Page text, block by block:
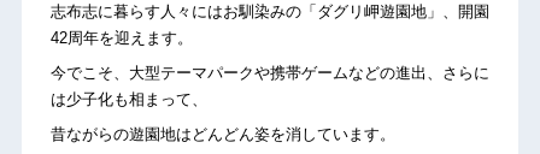
志布志に暮らす人々にはお馴染みの「ダグリ岬遊園地」、開園
42周年を迎えます。
今でこそ、大型テーマパークや携帯ゲームなどの進出、さらに
は少子化も相まって、
昔ながらの遊園地はどんどん姿を消しています。